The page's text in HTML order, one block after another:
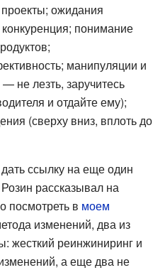
ожидания
понимание
манипуляции и
не лезть, заручитесь
и отдайте ему);
(сверху вниз, вплоть до
ссылку на еще один
рассказывал на
в моем
изменений, два из
жесткий реинжиниринг и
а еще два не